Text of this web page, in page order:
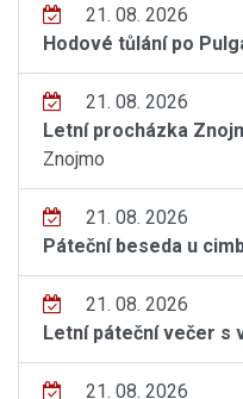
21. 08. 2026
Hodové tůlání po
21. 08. 2026
Letní procházka
Znojmo
21. 08. 2026
Páteční beseda u
21. 08. 2026
Letní páteční večer s
21. 08. 2026